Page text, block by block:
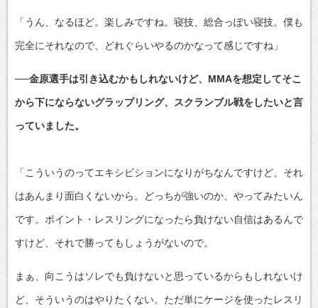
「うん、なるほど。楽しみですね。寝技、総合っぽい寝技。僕も
完全にそれなので、どれぐらいやるのかなって感じですね」
──金原選手は引き込むかもしれないけど、MMAを想定してそこ
から下にならないグラップリング、スクランブル戦をしたいと言
っていました。
「こういうのってエキシビションになりがちなんですけど、それ
はあんまり面白くないから。どっちが強いのか、やってみたいん
です。ポイント・レスリングになったら負けない自信はあるんで
すけど、それで勝ってもしょうがないので。
まぁ、向こうはソレでも負けないと思っているからもしれないけ
ど、そういうのはやりたくない。ただ単にケージを使ったレスリ